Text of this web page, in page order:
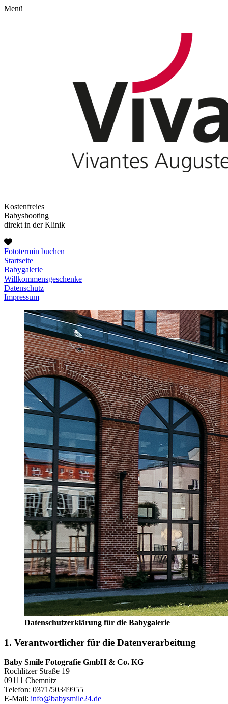
Menü
Kostenfreies
Babyshooting
direkt in der Klinik
Fototermin buchen
Startseite
Babygalerie
Willkommensgeschenke
Datenschutz
Impressum
Datenschutzerklärung für die Babygalerie
1. Verantwortlicher für die Datenverarbeitung
Baby Smile Fotografie GmbH & Co. KG
Rochlitzer Straße 19
09111 Chemnitz
Telefon: 0371/50349955
E-Mail: info@babysmile24.de